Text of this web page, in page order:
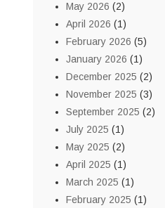
May 2026 (2)
April 2026 (1)
February 2026 (5)
January 2026 (1)
December 2025 (2)
November 2025 (3)
September 2025 (2)
July 2025 (1)
May 2025 (2)
April 2025 (1)
March 2025 (1)
February 2025 (1)